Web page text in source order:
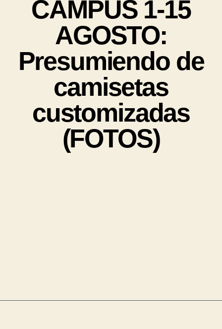
CAMPUS 1-15
AGOSTO:
Presumiendo de
camisetas
customizadas
(FOTOS)